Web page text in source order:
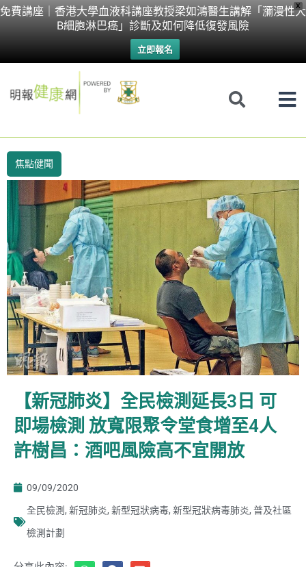
X
免費講座｜香港大學血液科講座教授梁如鴻醫生講解「瀰漫性大
B細胞淋巴癌」診斷及如何降低復發風險
立即報名
Skip
焦點健聞
【新冠肺炎】全民檢測延長3日 可
即場檢測 放寬限聚令堂食增至4人
許樹昌：酒吧風險高不宜開放
09/09/2020
全民檢測 , 新冠肺炎, 新型冠狀病毒, 新型冠狀病毒肺炎, 普及社區
檢測計劃